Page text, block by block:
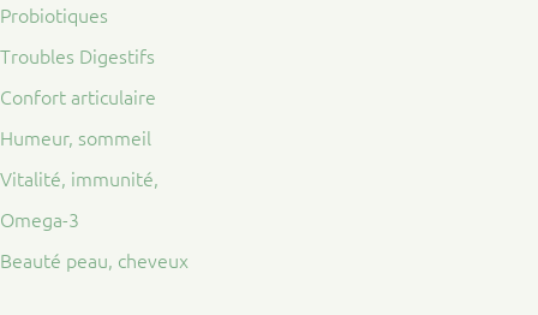
Probiotiques
Troubles Digestifs
Confort articulaire
Humeur, sommeil
Vitalité, immunité,
Omega-3
Beauté peau, cheveux